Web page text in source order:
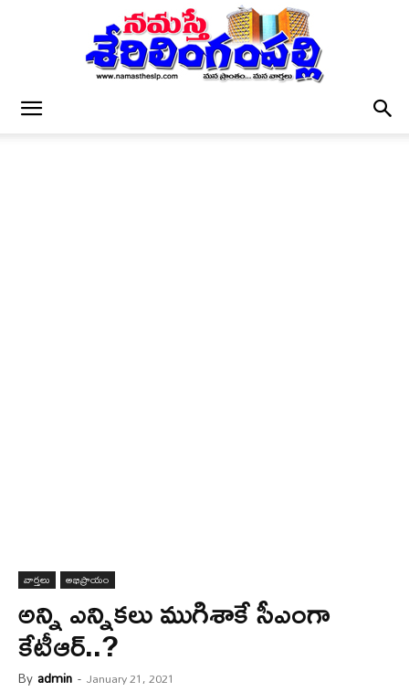
వార్త‌లు అభిప్రాయం
అన్ని ఎన్నిక‌లు ముగిశాకే సీఎంగా
కేటీఆర్‌..?
By admin - January 21, 2021